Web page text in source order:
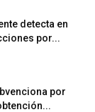
detecta en
por...
por